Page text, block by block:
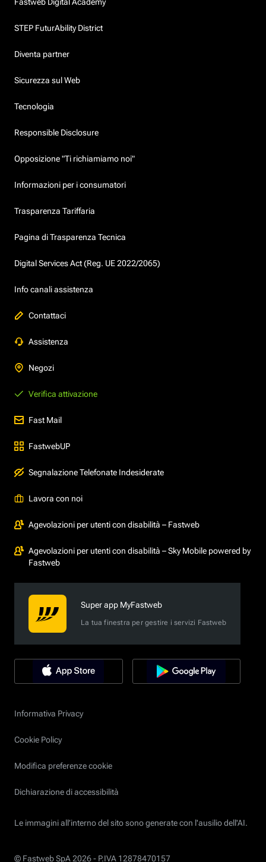
STEP FuturAbility District
Diventa partner
Sicurezza sul Web
Tecnologia
Responsible Disclosure
Opposizione "Ti richiamiamo noi"
Informazioni per i consumatori
Trasparenza Tariffaria
Pagina di Trasparenza Tecnica
Digital Services Act (Reg. UE 2022/2065)
Info canali assistenza
Contattaci
Assistenza
Negozi
Verifica attivazione
Fast Mail
FastwebUP
Segnalazione Telefonate Indesiderate
Lavora con noi
Agevolazioni per utenti con disabilità – Fastweb
Agevolazioni per utenti con disabilità – Sky Mobile powered by
Fastweb
Super app MyFastweb
La tua finestra per gestire i servizi Fastweb
Informativa Privacy
Cookie Policy
Modifica preferenze cookie
Dichiarazione di accessibilità
Le immagini all’interno del sito sono generate con l'ausilio dell'AI.
© Fastweb SpA 2026 - P.IVA 12878470157